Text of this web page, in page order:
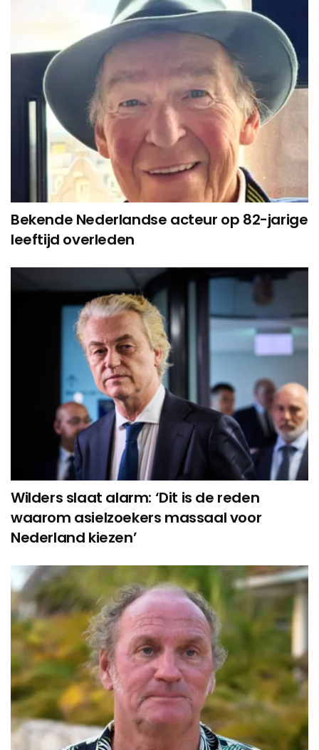
Bekende Nederlandse acteur op 82-jarige
leeftijd overleden
Wilders slaat alarm: ‘Dit is de reden
waarom asielzoekers massaal voor
Nederland kiezen’